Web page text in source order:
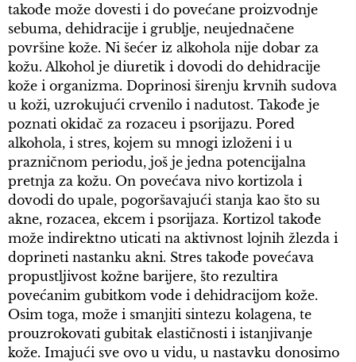
takođe može dovesti i do povećane proizvodnje
sebuma, dehidracije i grublje, neujednačene
površine kože. Ni šećer iz alkohola nije dobar za
kožu. Alkohol je diuretik i dovodi do dehidracije
kože i organizma. Doprinosi širenju krvnih sudova
u koži, uzrokujući crvenilo i nadutost. Takođe je
poznati okidač za rozaceu i psorijazu. Pored
alkohola, i stres, kojem su mnogi izloženi i u
prazničnom periodu, još je jedna potencijalna
pretnja za kožu. On povećava nivo kortizola i
dovodi do upale, pogoršavajući stanja kao što su
akne, rozacea, ekcem i psorijaza. Kortizol takođe
može indirektno uticati na aktivnost lojnih žlezda i
doprineti nastanku akni. Stres takođe povećava
propustljivost kožne barijere, što rezultira
povećanim gubitkom vode i dehidracijom kože.
Osim toga, može i smanjiti sintezu kolagena, te
prouzrokovati gubitak elastičnosti i istanjivanje
kože. Imajući sve ovo u vidu, u nastavku donosimo